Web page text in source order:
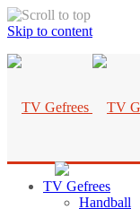
Skip to content
TV Gefrees
Handball